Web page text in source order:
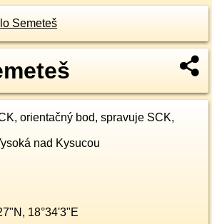
Semeteš
orientačný bod, spravuje SCK,
nad Kysucou
, 18°34'3"E